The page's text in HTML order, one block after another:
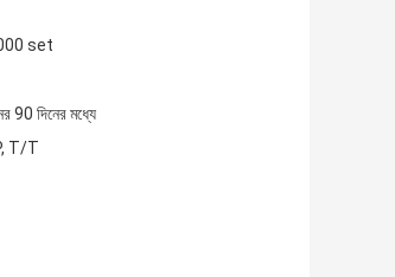
set
90 দিনের মধ্যে
T/T